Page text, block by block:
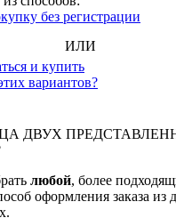
без регистрации
ИЛИ
и купить
вариантов?
ДВУХ
любой, более
оформления заказа из